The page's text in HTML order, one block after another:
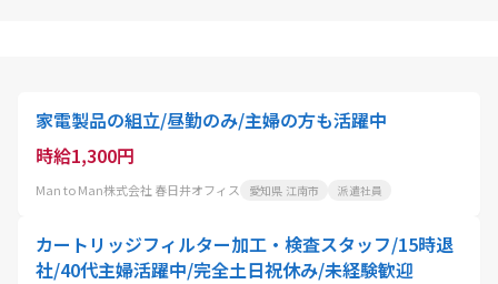
家電製品の組立/昼勤のみ/主婦の方も活躍中
時給1,300円
Man to Man株式会社 春日井オフィス 愛知県 江南市 派遣社員
カートリッジフィルター加工・検査スタッフ/15時退
社/40代主婦活躍中/完全土日祝休み/未経験歓迎